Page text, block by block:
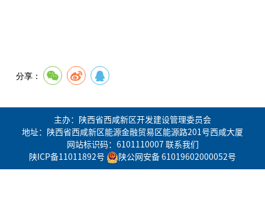
分享：
主办：陕西省西咸新区开发建设管理委员会
地址：陕西省西咸新区能源金融贸易区能源路201号西咸大厦
网站标识码：6101110007 联系我们
陕ICP备11011892号
陕公网安备 61019602000052号